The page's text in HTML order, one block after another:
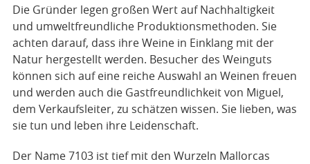
Die Gründer legen großen Wert auf Nachhaltigkeit
und umweltfreundliche Produktionsmethoden. Sie
achten darauf, dass ihre Weine in Einklang mit der
Natur hergestellt werden. Besucher des Weinguts
können sich auf eine reiche Auswahl an Weinen freuen
und werden auch die Gastfreundlichkeit von Miguel,
dem Verkaufsleiter, zu schätzen wissen. Sie lieben, was
sie tun und leben ihre Leidenschaft.
Der Name 7103 ist tief mit den Wurzeln Mallorcas